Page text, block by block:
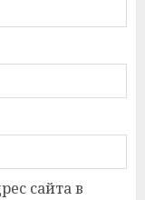
сайта в